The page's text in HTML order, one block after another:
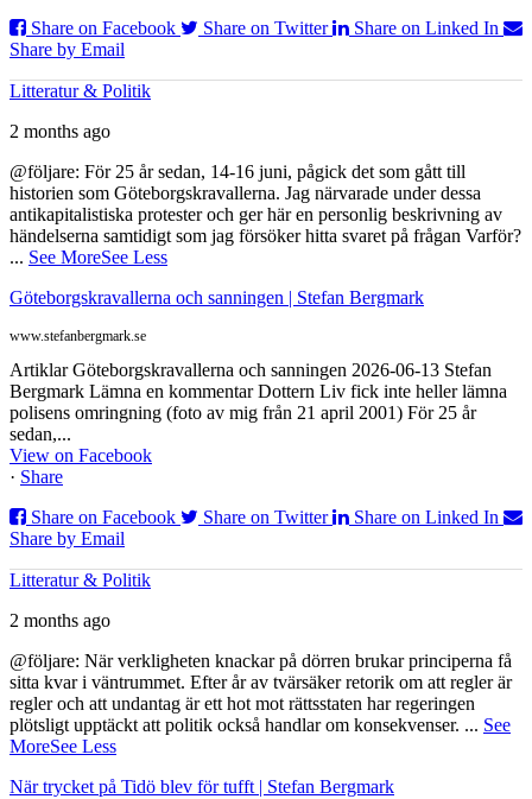
Share on Facebook
Share on Twitter
Share on Linked In
Share by Email
Litteratur & Politik
2 months ago
@följare: För 25 år sedan, 14-16 juni, pågick det som gått till
historien som Göteborgskravallerna. Jag närvarade under dessa
antikapitalistiska protester och ger här en personlig beskrivning av
händelserna samtidigt som jag försöker hitta svaret på frågan Varför?
... See MoreSee Less
Göteborgskravallerna och sanningen | Stefan Bergmark
www.stefanbergmark.se
Artiklar Göteborgskravallerna och sanningen 2026-06-13 Stefan
Bergmark Lämna en kommentar Dottern Liv fick inte heller lämna
polisens omringning (foto av mig från 21 april 2001) För 25 år
sedan,...
View on Facebook
· Share
Share on Facebook
Share on Twitter
Share on Linked In
Share by Email
Litteratur & Politik
2 months ago
@följare: När verkligheten knackar på dörren brukar principerna få
sitta kvar i väntrummet. Efter år av tvärsäker retorik om att regler är
regler och att undantag är ett hot mot rättsstaten har regeringen
plötsligt upptäckt att politik också handlar om konsekvenser. ... See
MoreSee Less
När trycket på Tidö blev för tufft | Stefan Bergmark